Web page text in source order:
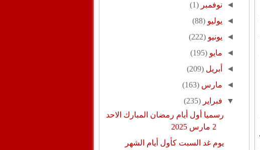
◄ نوفمبر(1)
◄ يوليو(88)
◄ يونيو(222)
◄ مايو(195)
◄
أبريل(209)
◄ مارس(163)
▼ فبراير(235)
رسميا أول أيام رمضان المبارك الاحد
2 مارس 2025
يوم غد السبت كأول أيام الشهر